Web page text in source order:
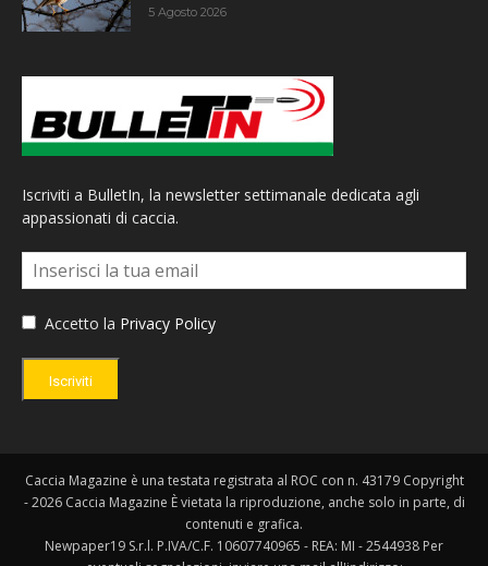
5 Agosto 2026
Iscriviti a BulletIn, la newsletter settimanale dedicata agli
appassionati di caccia.
Accetto la Privacy Policy
Iscriviti
Caccia Magazine è una testata registrata al ROC con n. 43179 Copyright
- 2026 Caccia Magazine È vietata la riproduzione, anche solo in parte, di
contenuti e grafica.
Newpaper19 S.r.l. P.IVA/C.F. 10607740965 - REA: MI - 2544938 Per